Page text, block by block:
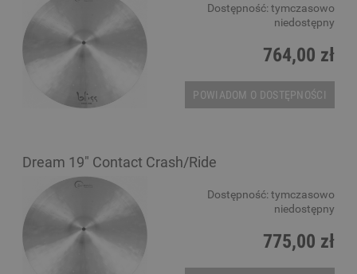
Dostępność: tymczasowo
niedostępny
764,00 zł
POWIADOM O DOSTĘPNOŚCI
Dream 19" Contact Crash/Ride
Dostępność: tymczasowo
niedostępny
775,00 zł